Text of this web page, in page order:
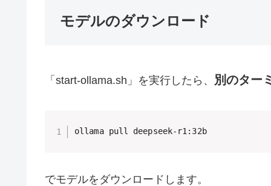
モデルのダウンロード
「start-ollama.sh」を実行したら、 別のター
ollama pull deepseek-r1:32b
でモデルをダウンロードします。